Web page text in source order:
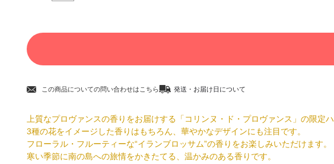
この商品についての問い合わせはこちら 発送・お届け日について
上質なプロヴァンスの香りをお届けする「コリンヌ・ド・プロヴァンス」の限定
3種の花をイメージした香りはもちろん、華やかなデザインにも注目です。
フローラル・フルーティーな“イランブロッサム”の香りをお楽しみいただけます。
寒い季節に南の島への旅情をかきたてる、温かみのある香りです。